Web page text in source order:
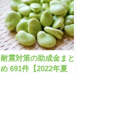
耐震対策の助成金まと
め 691件【2022年夏